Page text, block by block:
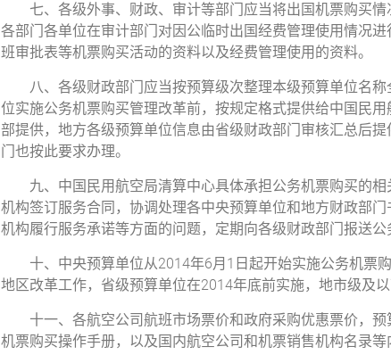
七、各级外事、财政、审计等部门应当将出国机票购买情
各部门各单位在审计部门对因公临时出国经费管理使用情况
班审批表等机票购买活动的资料以及经费管理使用的资料。
八、各级财政部门应当按预算级次整理本级预算单位名称
位实施公务机票购买管理改革前，按规定格式提供给中国民
部提供，地方各级预算单位信息由省级财政部门审核汇总后
门也按此要求办理。
九、中国民用航空局清算中心具体承担公务机票购买的相
机构签订服务合同，协调处理各中央预算单位和地方财政部
机构履行服务承诺等方面的问题，定期向各级财政部门报送公
十、中央预算单位从2014年6月1日起开始实施公务机票
地区改革工作，省级预算单位在2014年底前实施，地市级及
十一、各航空公司航班市场票价和政府采购优惠票价，预
机票购买操作手册，以及国内航空公司和机票销售机构名录等